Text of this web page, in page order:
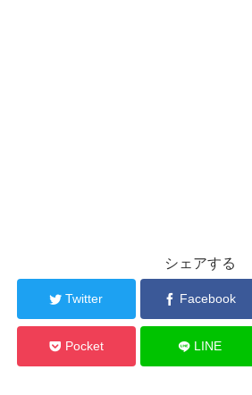
シェアする
Twitter Facebook
Pocket LINE